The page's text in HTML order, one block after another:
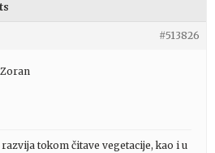
#513826
tokom čitave vegetacije, kao i u